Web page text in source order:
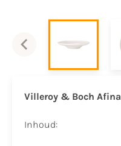
Villeroy & Boch Afina
Inhoud: